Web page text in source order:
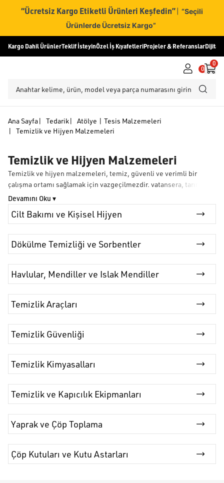
“Ücretsiz Kargo Etiketli Ürünleri Keşfedin” | “Seçili
Ürünlerde Ücretsiz Kargo”
Kargo Dahil ÜrünlerTeklif İsteyinÖzel İş KıyafetleriProjeler & ReferanslarDijital
0
0
Ana Sayfa| Tedarik|
Atölye | Tesis Malzemeleri
|
Temizlik ve Hijyen Malzemeleri
Temizlik ve Hijyen Malzemeleri
Temizlik ve hijyen malzemeleri, temiz, güvenli ve verimli bir
çalışma ortamı sağlamak için vazgeçilmezdir. vatansera, tarım,
peyzaj ve tesis yönetimi alanında profesyonel kullanıcıların
ihtiyaçlarına uygun kapsamlı ürün seçenekleri sunar. Çöp kutuları
ve çöp torbalarından temizleyicilere, deterjanlara ve döküntü
düzenli, hijyenik ve iş sağlığı ile güvenliği standartlarına uygun
tutmanıza yardımcı olur.
Cilt Bakımı ve Kişisel Hijyen
Dökülme Temizliği ve Sorbentler
Havlular, Mendiller ve Islak Mendiller
Temizlik Araçları
Temizlik Güvenliği
Temizlik Kimyasalları
Temizlik ve Kapıcılık Ekipmanları
Yaprak ve Çöp Toplama
Çöp Kutuları ve Kutu Astarları